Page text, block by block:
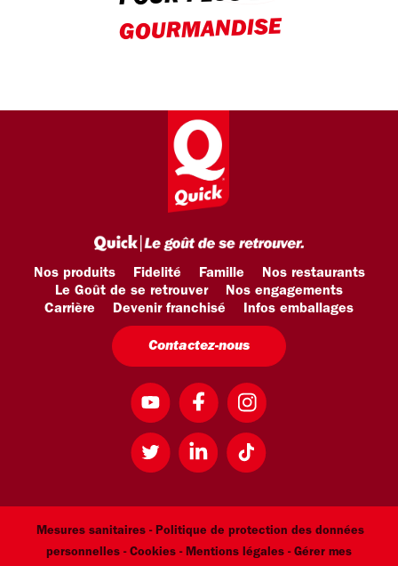
GOURMANDISE
Nos produits Fidelité Famille
Nos restaurants
Le Goût de se retrouver
Nos engagements
Carrière
Devenir franchisé Infos emballages
Contactez-nous
Mesures sanitaires - Politique de protection des données
personnelles - Cookies - Mentions légales - Gérer mes